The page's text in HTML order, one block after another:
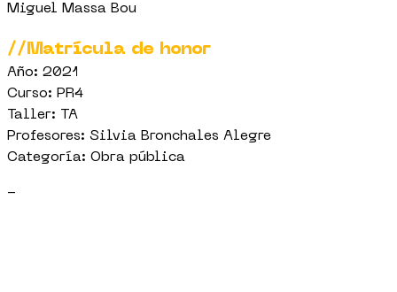
Miguel Massa Bou
//Matrícula de honor
Año: 2021
Curso: PR4
Taller: TA
Profesores: Silvia Bronchales Alegre
Categoría: Obra pública
-